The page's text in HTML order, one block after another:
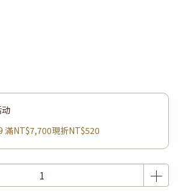
滿NT$7,700現折NT$520